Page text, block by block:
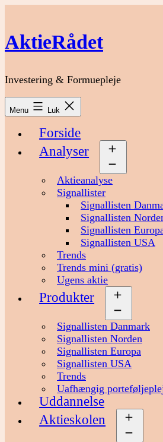
indhold
AktieRådet
Investering & Formuepleje
Menu Luk
Forside
Analyser
Aktieanalyse
Signallister
Signallisten
Signallisten
Signallisten
Signallisten USA
Trends
Trends mini (gratis)
Ugens aktie
Produkter
Signallisten Danmark
Signallisten Norden
Signallisten Europa
Signallisten USA
Trends
Uafhængig
Uddannelse
Aktieskolen